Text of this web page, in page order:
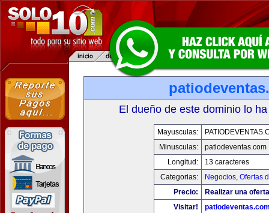
El dueño de este dominio lo
Mayusculas:
Minusculas:
patiodeventas.com
Longitud:
13 caracteres
Categorias:
Negocios, Ofertas
Precio:
Realizar una
Visitar!